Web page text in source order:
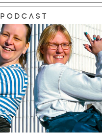
Podcast